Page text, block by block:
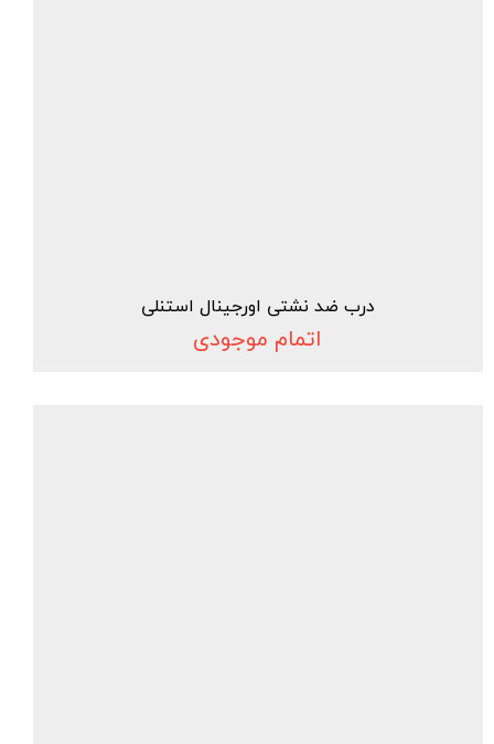
درب ضد نشتی اورجینال استنلی
اتمام موجودی